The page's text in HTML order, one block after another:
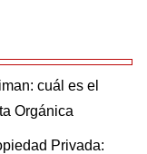
cuál es el
Orgánica
Privada: